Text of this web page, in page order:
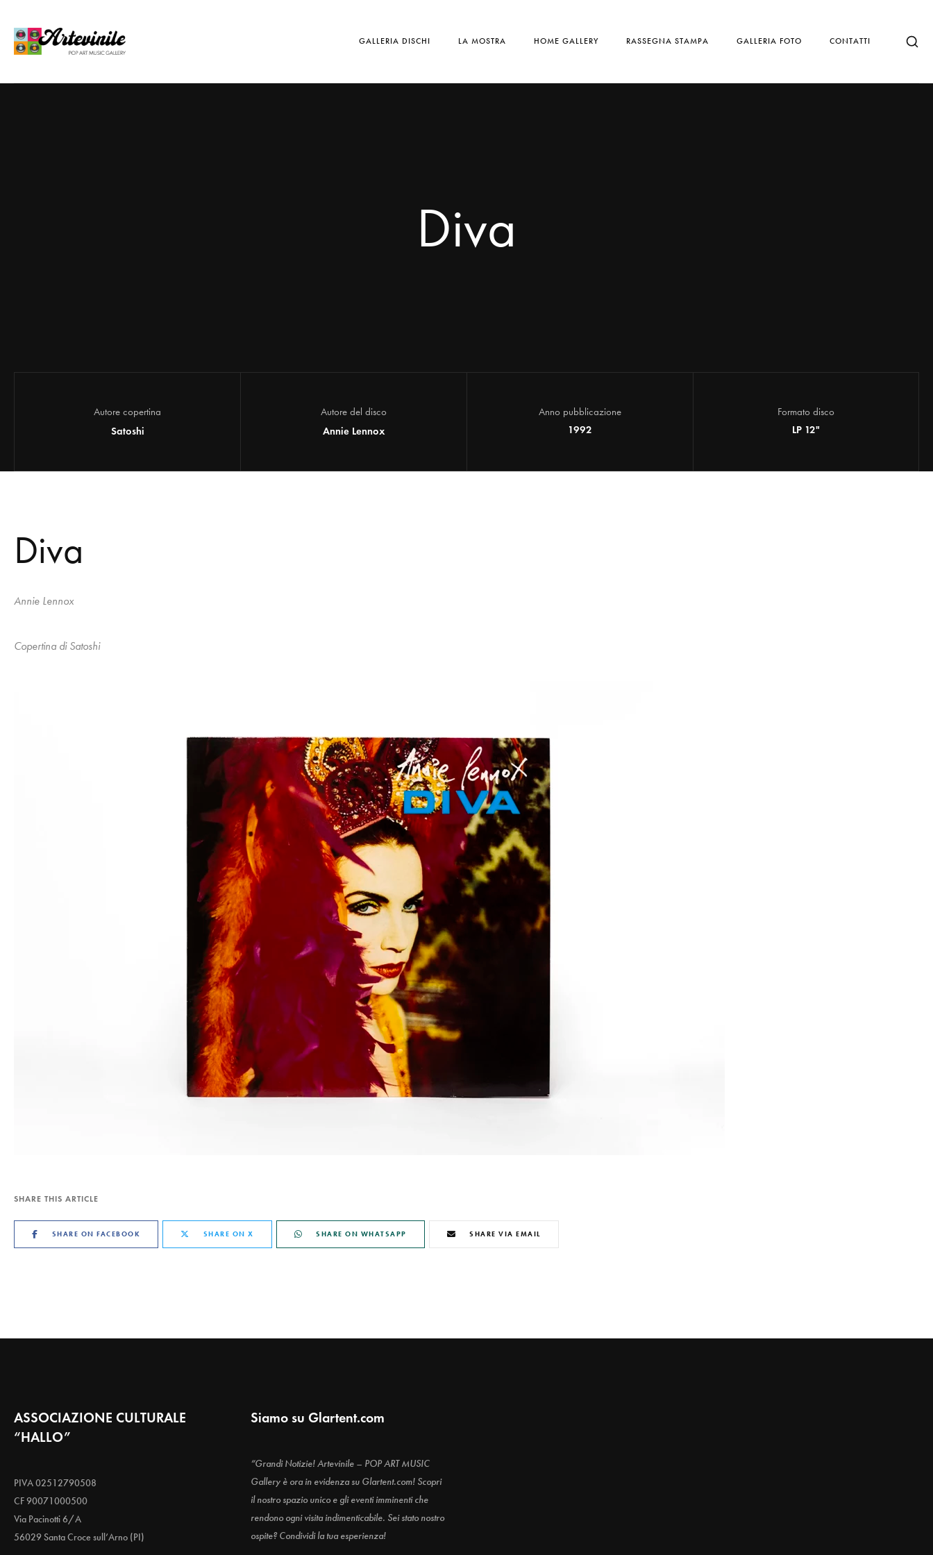
GALLERIA DISCHI LA MOSTRA HOME GALLERY RASSEGNA STAMPA GALLERIA FOTO CONTATTI
Diva
Autore copertina
Satoshi
Autore del disco
Annie Lennox
Anno pubblicazione
1992
Formato disco
LP 12"
Diva
Annie Lennox
Copertina di Satoshi
SHARE THIS ARTICLE
SHARE ON FACEBOOK SHARE ON X SHARE ON WHATSAPP SHARE VIA EMAIL
ASSOCIAZIONE CULTURALE
“HALLO”
PIVA 02512790508
CF 90071000500
Via Pacinotti 6/A
56029 Santa Croce sull’Arno (PI)
Siamo su Glartent.com
“Grandi Notizie! Artevinile – POP ART MUSIC
Gallery è ora in evidenza su Glartent.com! Scopri
il nostro spazio unico e gli eventi imminenti che
rendono ogni visita indimenticabile. Sei stato nostro
ospite? Condividi la tua esperienza!